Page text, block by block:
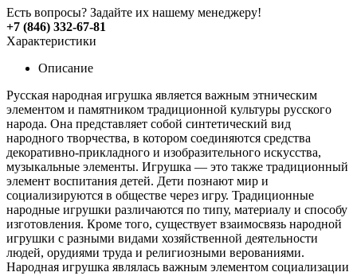
Есть вопросы? Задайте их нашему менеджеру!
+7 (846) 332-67-81
Характеристики
Описание
Русская народная игрушка является важным этническим
элементом и памятником традиционной культуры русского
народа. Она представляет собой синтетический вид
народного творчества, в котором соединяются средства
декоративно-прикладного и изобразительного искусства,
музыкальные элементы. Игрушка — это также традиционный
элемент воспитания детей. Дети познают мир и
социализируются в обществе через игру. Традиционные
народные игрушки различаются по типу, материалу и способу
изготовления. Кроме того, существует взаимосвязь народной
игрушки с разными видами хозяйственной деятельности
людей, орудиями труда и религиозными верованиями.
Народная игрушка являлась важным элементом социализации